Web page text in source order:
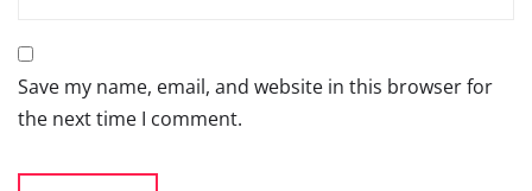
Save my name, email, and website in this browser for
the next time I comment.